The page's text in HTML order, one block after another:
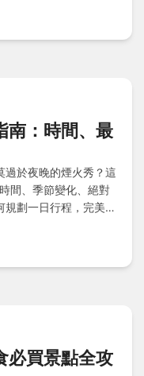
南：時間、最
過於夜晚的煙火秀？這
間、季節變化、絕對
劃一日行程，完美結
必買景點全攻